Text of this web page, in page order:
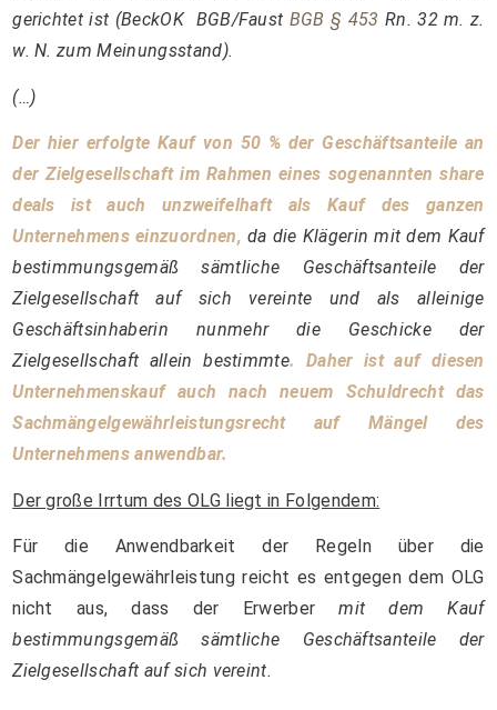
gerichtet ist (BeckOK BGB/Faust BGB § 453 Rn. 32 m. z.
w. N. zum Meinungsstand).
(…)
Der hier erfolgte Kauf von 50 % der Geschäftsanteile an
der Zielgesellschaft im Rahmen eines sogenannten share
deals ist auch unzweifelhaft als Kauf des ganzen
Unternehmens einzuordnen, da die Klägerin mit dem Kauf
bestimmungsgemäß sämtliche Geschäftsanteile der
Zielgesellschaft auf sich vereinte und als alleinige
Geschäftsinhaberin nunmehr die Geschicke der
Zielgesellschaft allein bestimmte. Daher ist auf diesen
Unternehmenskauf auch nach neuem Schuldrecht das
Sachmängelgewährleistungsrecht auf Mängel des
Unternehmens anwendbar.
Der große Irrtum des OLG liegt in Folgendem:
Für die Anwendbarkeit der Regeln über die
Sachmängelgewährleistung reicht es entgegen dem OLG
nicht aus, dass der Erwerber mit dem Kauf
bestimmungsgemäß sämtliche Geschäftsanteile der
Zielgesellschaft auf sich vereint.